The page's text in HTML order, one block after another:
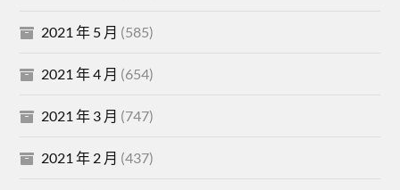
2021 年 5 月 (585)
2021 年 4 月 (654)
2021 年 3 月 (747)
2021 年 2 月 (437)